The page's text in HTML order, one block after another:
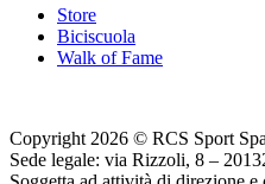
Store
Biciscuola
Walk of Fame
Copyright 2026 © RCS Sport
Sede legale: via Rizzoli, 8 –